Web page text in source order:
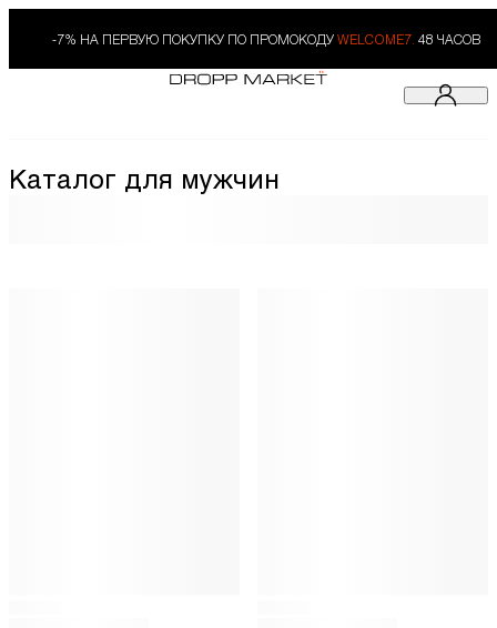
-7% НА ПЕРВУЮ ПОКУПКУ ПО ПРОМОКОДУ WELCOME7. 48 ЧАСОВ
Каталог для мужчин